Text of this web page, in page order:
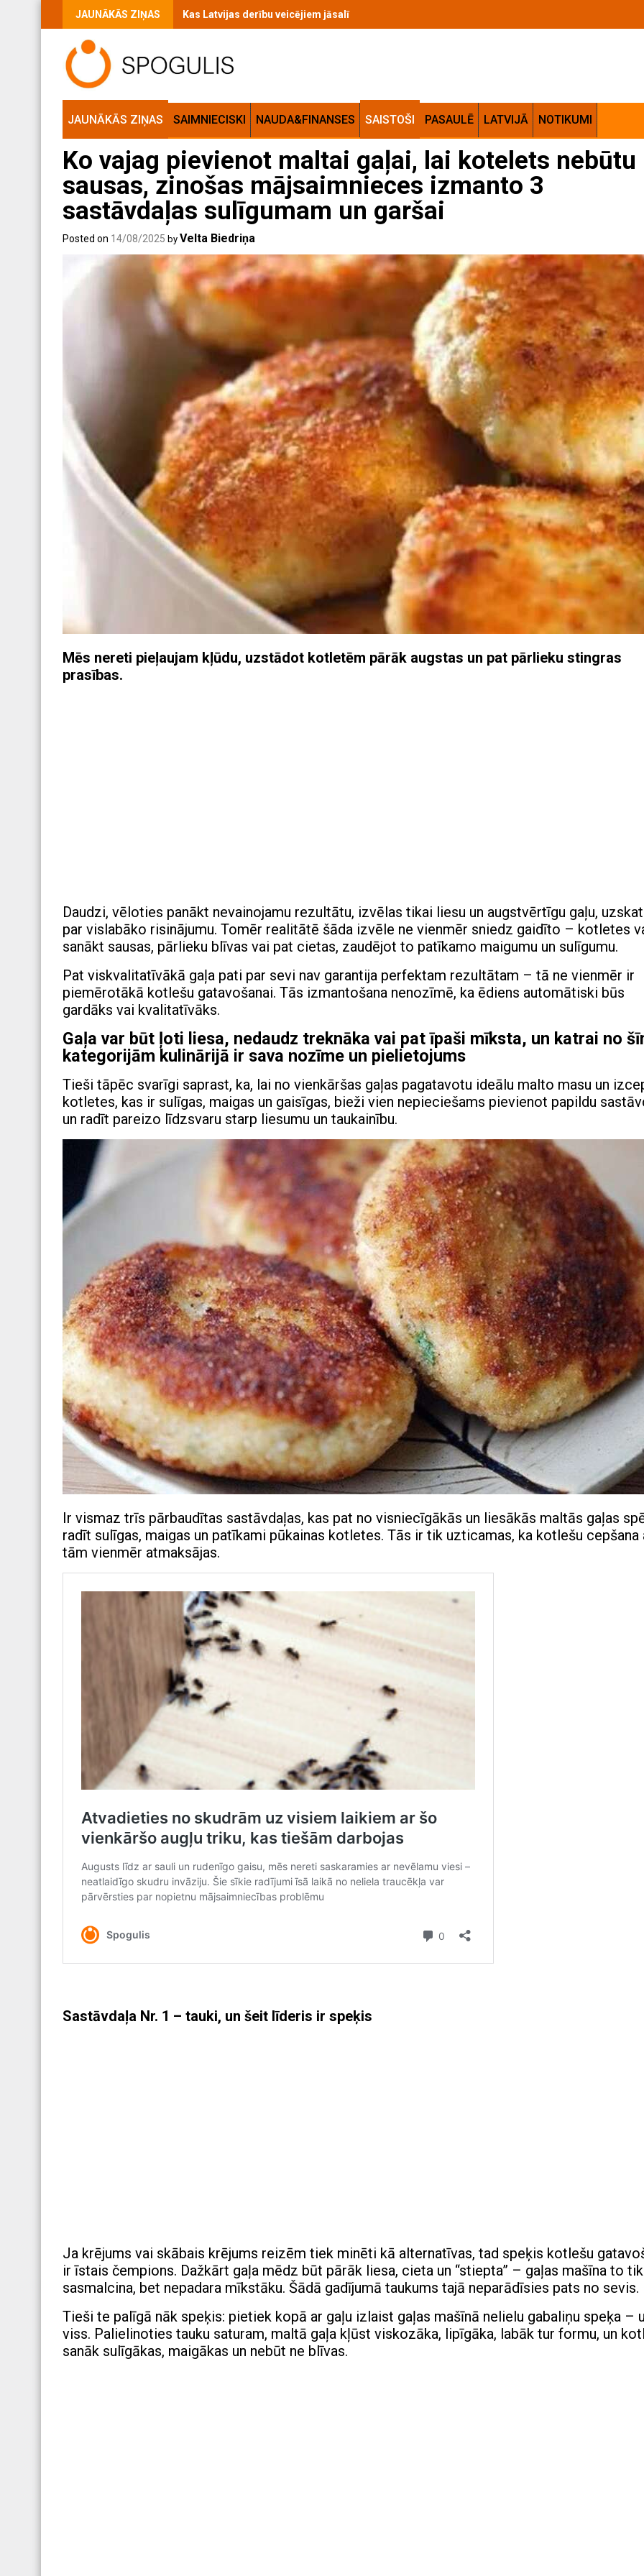
JAUNĀKĀS ZIŅAS Kas Latvijas derību veicējiem jāsalīdzina pirms likmēm uz Pasaules kausa izslēgšanas spēlēm
JAUNĀKĀS ZIŅAS SAIMNIECISKI NAUDA&FINANSES SAISTOŠI PASAULĒ LATVIJĀ NOTIKUMI
Ko vajag pievienot maltai gaļai, lai kotelets nebūtu
sausas, zinošas mājsaimnieces izmanto 3
sastāvdaļas sulīgumam un garšai
Posted on 14/08/2025 by Velta Biedriņa
Mēs nereti pieļaujam kļūdu, uzstādot kotletēm pārāk augstas un pat pārlieku stingras
prasības.
Daudzi, vēloties panākt nevainojamu rezultātu, izvēlas tikai liesu un augstvērtīgu gaļu,
par vislabāko risinājumu. Tomēr realitātē šāda izvēle ne vienmēr sniedz gaidīto – kotletes
sanākt sausas, pārlieku blīvas vai pat cietas, zaudējot to patīkamo maigumu un sulīgumu.
Pat viskvalitatīvākā gaļa pati par sevi nav garantija perfektam rezultātam – tā ne vienmēr ir
piemērotākā kotlešu gatavošanai. Tās izmantošana nenozīmē, ka ēdiens automātiski būs
gardāks vai kvalitatīvāks.
Gaļa var būt ļoti liesa, nedaudz treknāka vai pat īpaši mīksta, un katrai no
kategorijām kulinārijā ir sava nozīme un pielietojums
Tieši tāpēc svarīgi saprast, ka, lai no vienkāršas gaļas pagatavotu ideālu malto masu un
kotletes, kas ir sulīgas, maigas un gaisīgas, bieži vien nepieciešams pievienot papildu
un radīt pareizo līdzsvaru starp liesumu un taukainību.
Ir vismaz trīs pārbaudītas sastāvdaļas, kas pat no visniecīgākās un liesākās maltās gaļas
radīt sulīgas, maigas un patīkami pūkainas kotletes. Tās ir tik uzticamas, ka kotlešu cepšana
tām vienmēr atmaksājas.
Sastāvdaļa Nr. 1 – tauki, un šeit līderis ir speķis
Ja krējums vai skābais krējums reizēm tiek minēti kā alternatīvas, tad speķis kotlešu
ir īstais čempions. Dažkārt gaļa mēdz būt pārāk liesa, cieta un “stiepta” – gaļas mašīna to
sasmalcina, bet nepadara mīkstāku. Šādā gadījumā taukums tajā neparādīsies pats no sevis.
Tieši te palīgā nāk speķis: pietiek kopā ar gaļu izlaist gaļas mašīnā nelielu gabaliņu speķa –
viss. Palielinoties tauku saturam, maltā gaļa kļūst viskozāka, lipīgāka, labāk tur formu, un
sanāk sulīgākas, maigākas un nebūt ne blīvas.